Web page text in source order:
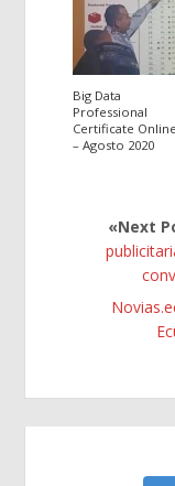
Big Data
Professional
Certificate Online
– Agosto 2020
«Next